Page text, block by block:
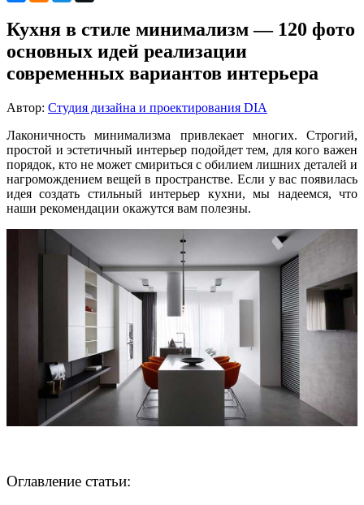
Кухня в стиле минимализм — 120 фото
основных идей реализации
современных вариантов интерьера
Автор: Студия дизайна и проектирования DIA
Лаконичность минимализма привлекает многих. Строгий,
простой и эстетичный интерьер подойдет тем, для кого важен
порядок, кто не может смириться с обилием лишних деталей и
нагромождением вещей в пространстве. Если у вас появилась
идея создать стильный интерьер кухни, мы надеемся, что
наши рекомендации окажутся вам полезны.
Оглавление статьи: